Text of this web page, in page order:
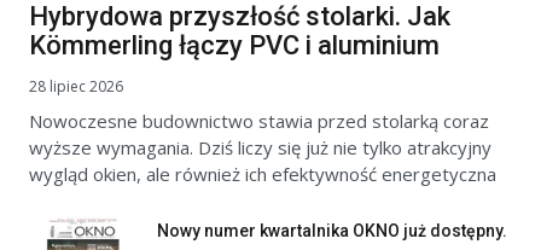
Hybrydowa przyszłość stolarki. Jak
Kömmerling łączy PVC i aluminium
28 lipiec 2026
Nowoczesne budownictwo stawia przed stolarką coraz
wyższe wymagania. Dziś liczy się już nie tylko atrakcyjny
wygląd okien, ale również ich efektywność energetyczna
Nowy numer kwartalnika OKNO już dostępny.